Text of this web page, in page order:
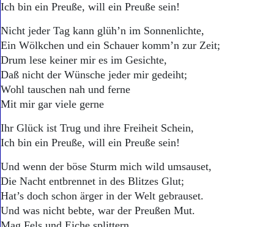
Kontakt
Impressum
Datenschutz
Ich bin ein Preuße, will ein Preuße sein!
Nicht jeder Tag kann glüh’n im Sonnenlichte,
Ein Wölkchen und ein Schauer komm’n zur Zeit;
Drum lese keiner mir es im Gesichte,
Daß nicht der Wünsche jeder mir gedeiht;
Wohl tauschen nah und ferne
Mit mir gar viele gerne
Ihr Glück ist Trug und ihre Freiheit Schein,
Ich bin ein Preuße, will ein Preuße sein!
Und wenn der böse Sturm mich wild umsauset,
Die Nacht entbrennet in des Blitzes Glut;
Hat’s doch schon ärger in der Welt gebrauset.
Und was nicht bebte, war der Preußen Mut.